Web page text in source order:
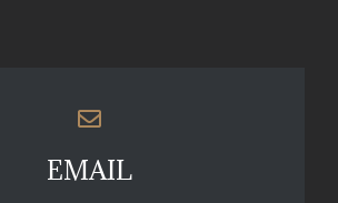
EMAIL